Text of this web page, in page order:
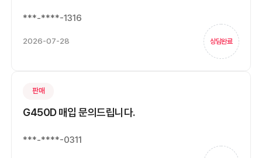
***-****-1316
2026-07-28 상담완료
판매
G450D 매입 문의드립니다.
***-****-0311